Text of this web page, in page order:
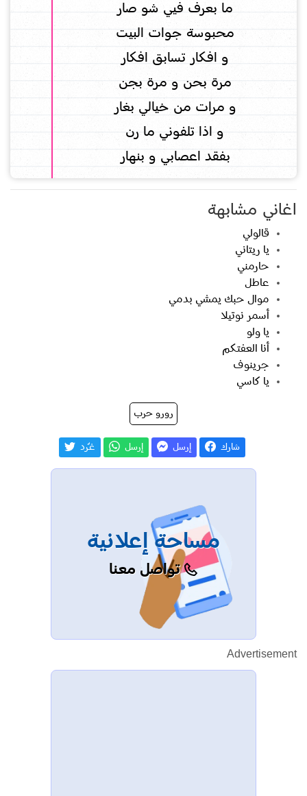
ما بعرف فيي شو صار
محبوسة جوات البيت
و افكار تسابق افكار
مرة بحن و مرة بجن
و مرات من خيالي بغار
و اذا تلفوني ما رن
بفقد اعصابي و بنهار
اغاني مشابهة
قالولي
يا ريتاني
حارمني
عاطل
موال حبك يمشي بدمي
أسمر نوتيلا
يا ولو
أنا العفتكم
جرينوف
يا كاسي
رورو حرب
شارك إرسل إرسل غـّرد
مساحة إعلانية
تواصل معنا
Advertisement